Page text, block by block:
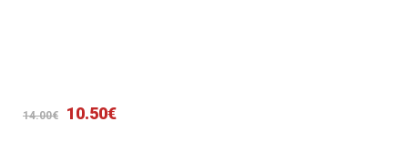
14.00€
Original
10.50€Η